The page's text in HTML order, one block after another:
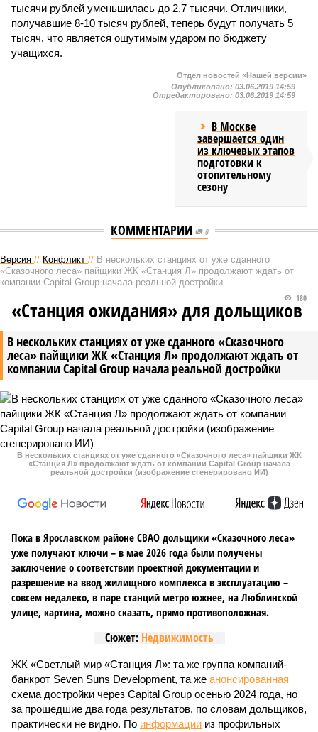
тысячи рублей уменьшилась до 2,7 тысячи. Отличники,
получавшие 8-10 тысяч рублей, теперь будут получать 5
тысяч, что является ощутимым ударом по бюджету
учащихся.
Отдел новостей «Нашей версии»
Опубликовано: 03.06.2019 14:59
Отредактировано: 03.06.2019 14:59
В Москве
завершается один
из ключевых этапов
подготовки к
отопительному
сезону
КОММЕНТАРИИ 0
Версия // Конфликт // В нескольких станциях от уже сданного
«Сказочного леса» пайщики ЖК «Станция Л» продолжают ждать от
компании Capital Group начала реальной достройки
В нескольких станциях от уже сданного «Сказочного
леса» пайщики ЖК «Станция Л» продолжают ждать от
компании Capital Group начала реальной достройки
180
«Станция ожидания» для дольщиков
В нескольких станциях от уже сданного «Сказочного леса» пайщики ЖК
«Станция Л» продолжают ждать от компании Capital Group начала
реальной достройки (изображение сгенерировано ИИ)
Пока в Ярославском районе СВАО дольщики «Сказочного леса»
уже получают ключи – в мае 2026 года были получены
заключение о соответствии проектной документации и
разрешение на ввод жилищного комплекса в эксплуатацию –
совсем недалеко, в паре станций метро южнее, на Люблинской
улице, картина, можно сказать, прямо противоположная.
Сюжет: Недвижимость
ЖК «Светлый мир «Станция Л»: та же группа компаний-
банкрот Seven Suns Development, та же анонсированная
схема достройки через Capital Group осенью 2024 года, но
за прошедшие два года результатов, по словам дольщиков,
практически не видно. По информации из профильных